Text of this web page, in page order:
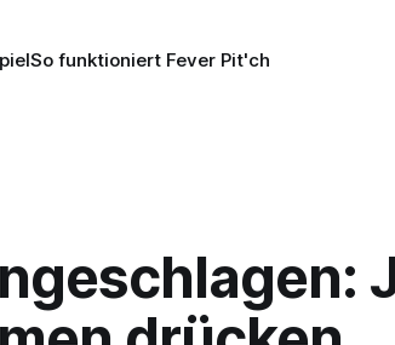
So funktioniert Fever Pit'ch